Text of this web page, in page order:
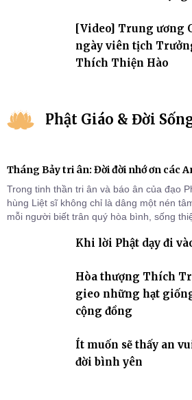
[Video] Trung ương
ngày viên tịch
Thích Thiện Hào
Phật Giáo & Đời
Tháng Bảy tri ân: Đời đời nhớ ơn các
Trong tinh thần tri ân và báo ân của đạo
hùng Liệt sĩ không chỉ là dâng một nén
mỗi người biết trân quý hòa bình, sống
Khi lời Phật dạy đi
Hòa thượng Thích
gieo những hạt
cộng đồng
Ít muốn sẽ thấy an
đời bình yên